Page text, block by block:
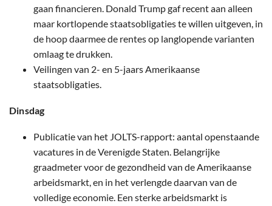
gaan financieren. Donald Trump gaf recent aan alleen
maar kortlopende staatsobligaties te willen uitgeven, in
de hoop daarmee de rentes op langlopende varianten
omlaag te drukken.
Veilingen van 2- en 5-jaars Amerikaanse
staatsobligaties.
Dinsdag
Publicatie van het JOLTS-rapport: aantal openstaande
vacatures in de Verenigde Staten. Belangrijke
graadmeter voor de gezondheid van de Amerikaanse
arbeidsmarkt, en in het verlengde daarvan van de
volledige economie. Een sterke arbeidsmarkt is